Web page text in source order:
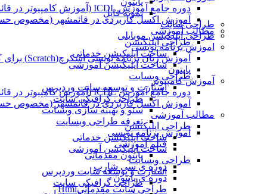
دوره جامع آموزش ICDL (آموزش کامپیوتر در قائمشهر)
آموزش اکسل کاربردی در قائمشهر (مخصوص
مطالب آموزشی
طراحی اپلیکیشن
ساخت اپلیکیشن خدماتی
ساخت اپلیکیشن آموزشی
طراحی وبسایت
استارت و توسعه سایت وردپرس
طراحی گرافیکی سایت
سئو و بهینه سازی وبسایت
تعرفه طراحی وبسایت
آموزش برنامه نویسی
فیلم آموزشی
پایتون مقدماتی
دوره ی سی شارپ
دوره ی پایتون
طراحی سایت مقدماتیHtml
نمونه فایل
طراحی سایت
طراحی اپلیکیشن موبایلی
اموزش برنامه نویسی
آموزش زبان برنامه نویسی اسکرچ(Scratch) برای کودکان
پایتون
آموزش کامپیوتر
دوره جامع آموزش ICDL (آموزش کامپیوتر در قائمشهر)
آموزش اکسل کاربردی در قائمشهر (مخصوص
مطالب آموزشی
طراحی اپلیکیشن
ساخت اپلیکیشن خدماتی
ساخت اپلیکیشن آموزشی
طراحی وبسایت
استارت و توسعه سایت وردپرس
طراحی گرافیکی سایت